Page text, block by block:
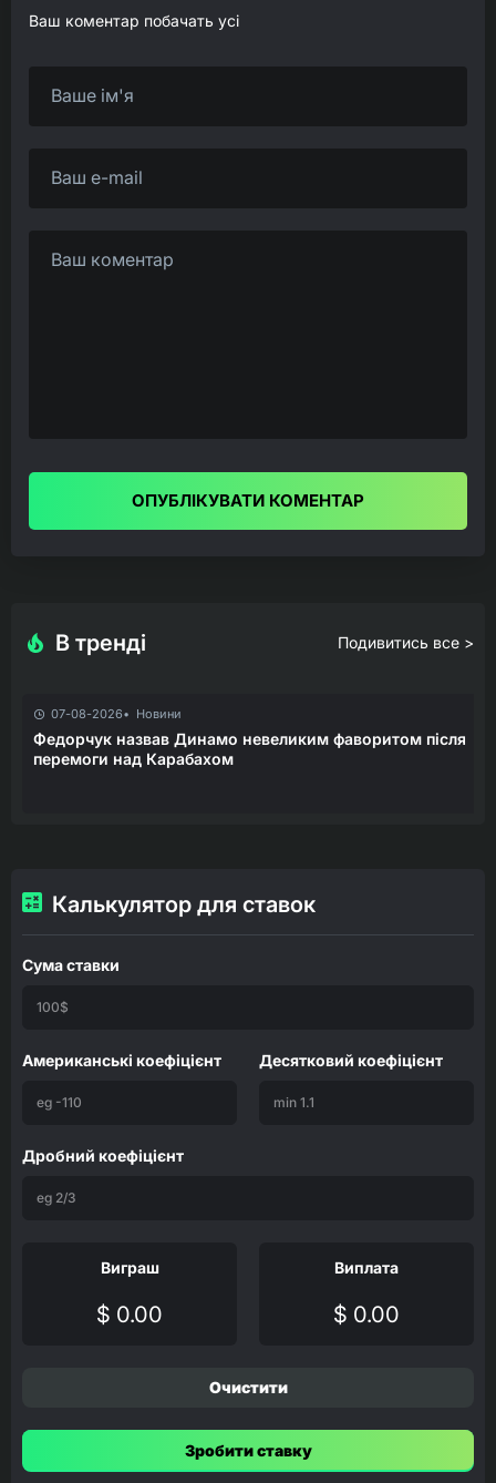
Ваш коментар побачать усі
ОПУБЛІКУВАТИ КОМЕНТАР
В тренді Подивитись все >
07-08-2026 Новини
Федорчук назвав Динамо невеликим фаворитом після
перемоги над Карабахом
Калькулятор для ставок
Сума ставки
Американські коефіцієнт Десятковий коефіцієнт
Дробний коефіцієнт
Виграш
$ 0.00
Виплата
$ 0.00
Очистити
Зробити ставку